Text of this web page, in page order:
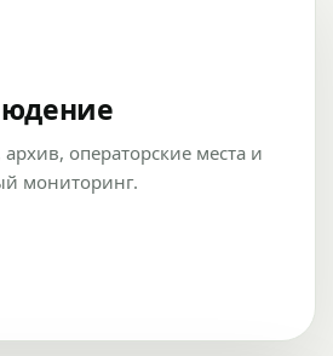
операторские места и
мониторинг.